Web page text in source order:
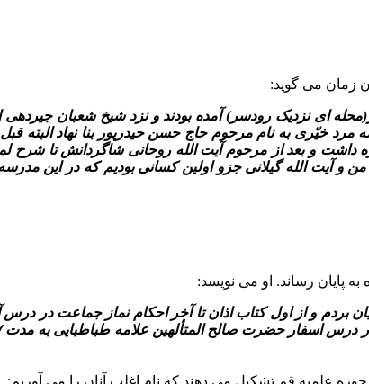
زمان مى گوید:
اى نزدیک رودسر) آمده بودند و نزد شیخ شعبان جیردهى
خیّرى به نام مرحوم حاج حسن حیدرپور بنا نهاد البته
زاده که اطاقى به صورت خوابگاه داشت، درس مى خواندند. مدرسه ۱۲ حجره داشت و بعد از مرحوم
الله گیلانى جزو اولین کسانى بودیم که در این
پایان بردم و از اول کتاب اذان تا آخر احکام نماز جماعت